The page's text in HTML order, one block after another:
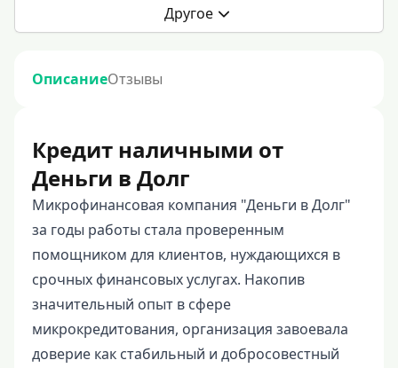
Другое
ОписаниеОтзывы
Кредит наличными от
Деньги в Долг
Микрофинансовая компания "Деньги в Долг"
за годы работы стала проверенным
помощником для клиентов, нуждающихся в
срочных финансовых услугах. Накопив
значительный опыт в сфере
микрокредитования, организация завоевала
доверие как стабильный и добросовестный